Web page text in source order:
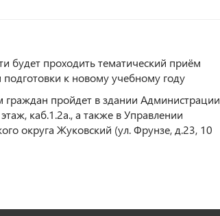
будет проходить тематический приём
к новому учебному году
пройдет в здании Администрации
каб.1.2а., а также в Управлении
округа Жуковский (ул. Фрунзе, д.23, 10